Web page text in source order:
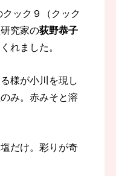
ック９（クック
研究家の荻野恭子
れました。
様が小川を現し
み。赤みそと溶
だけ。彩りが奇